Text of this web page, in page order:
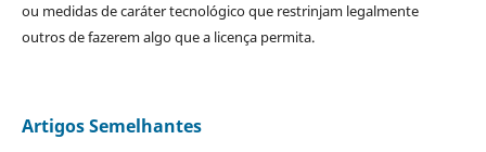
ou medidas de caráter tecnológico que restrinjam legalmente
outros de fazerem algo que a licença permita.
Artigos Semelhantes